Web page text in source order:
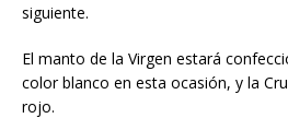
siguiente.
El manto de la Virgen estará
color blanco en esta ocasión, y la
rojo.